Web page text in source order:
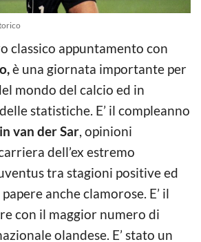
classico appuntamento con
è una giornata importante per
mondo del calcio ed in
statistiche. E’ il compleanno
van der Sar, opinioni
dell’ex estremo
tra stagioni positive ed
anche clamorose. E’ il
con il maggior numero di
olandese. E’ stato un